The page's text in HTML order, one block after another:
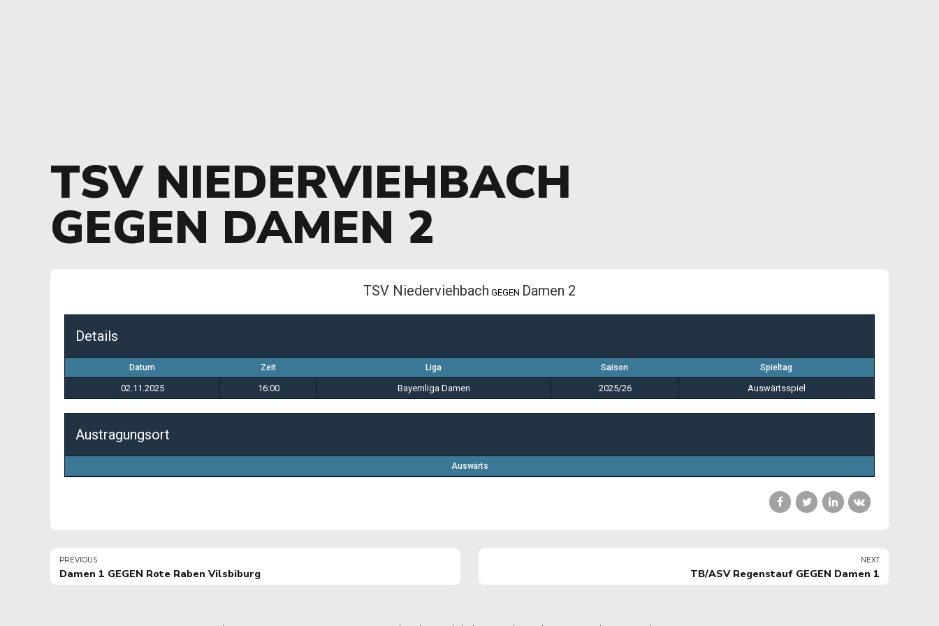
TSV NIEDERVIEHBACH
GEGEN DAMEN 2
TSV Niederviehbach GEGEN Damen 2
Details
Datum Zeit Liga Saison Spieltag
02.11.2025 16:00 Bayernliga Damen 2025/26 Auswärtsspiel
Austragungsort
Auswärts
PREVIOUS
Damen 1 GEGEN Rote Raben Vilsbiburg
NEXT
TB/ASV Regenstauf GEGEN Damen 1